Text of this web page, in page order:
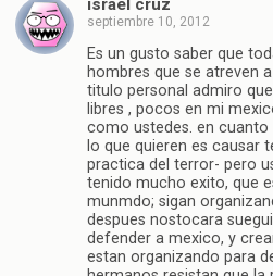
septiembre 10, 2012
Es un gusto saber que
hombres que se atreven
titulo personal admiro
libres , pocos en mi
como ustedes. en
lo que quieren es causar
practica del terror- pero
tenido mucho exito, que
munmdo; sigan
despues nostocara
defender a mexico, y
estan organizando para